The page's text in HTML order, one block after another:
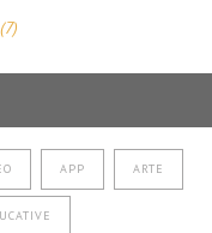
(7)
APP ARTE